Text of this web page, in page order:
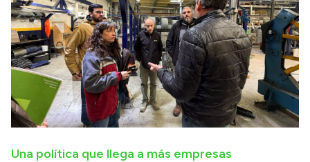
Una política que llega a más empresas